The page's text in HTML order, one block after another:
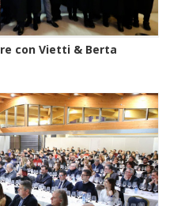
con Vietti & Berta